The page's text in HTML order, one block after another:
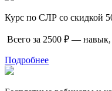
Курс по СЛР со скидкой
Всего за 2500 ₽ —
Подробнее